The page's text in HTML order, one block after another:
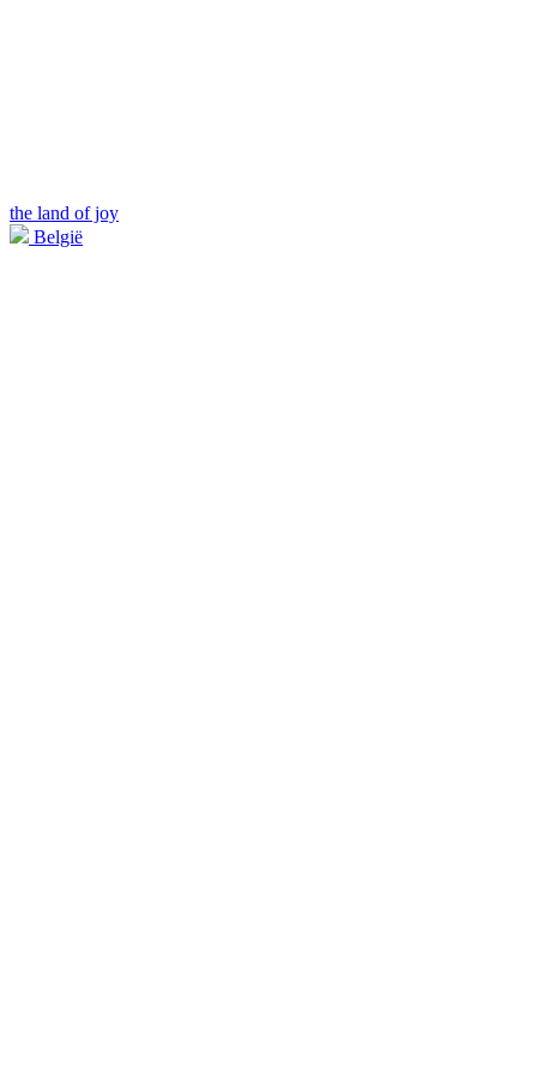
the land of joy
België